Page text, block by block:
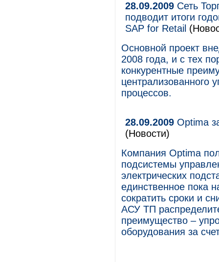
28.09.2009 Сеть
подводит итоги
SAP for Retail
Основной проект
2008 года, и с тех
конкурентные
централизованного
процессов.
28.09.2009 Optima
(Новости)
Компания Optima
подсистемы
электрических
единственное пока
сократить сроки и
АСУ ТП
преимущество –
оборудования за